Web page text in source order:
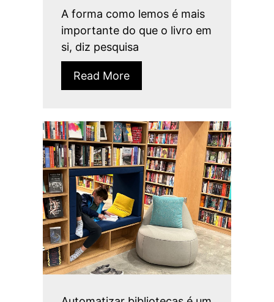
A forma como lemos é mais
importante do que o livro em
si, diz pesquisa
Read More